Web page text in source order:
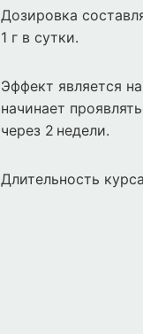
Дозировка
1 г в сутки.
Эффект является
начинает
через 2 недели.
Длительность